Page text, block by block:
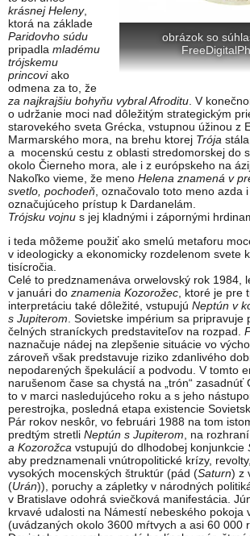
obrázok so
krásnej Heleny,
ktorá na základe
Paridovho súdu
pripadla mladému
trójskemu
princoviako
odmena za to, že
za najkrajšiu bohyňu vybral Afroditu . V
o udržanie moci nad dôležitým strategickým
starovekého sveta Grécka, vstupnou úžinou z
Marmarského mora, na brehu ktorej Trója
a mocenskú cestu z oblasti stredomorskej do
okolo Čierneho mora, ale i z európskeho na
Nakoľko vieme, že meno Helena znamená v
svetlo, pochodeň , označovalo toto meno azda
označujúceho prístup k Dardanelám.
Trójsku vojnu s jej kladnými i zápornými
i teda môžeme použiť ako smelú metaforu
v ideologicky a ekonomicky rozdelenom svete
tisícročia.
Celé to predznamenáva orwelovský rok 1984,
v januári do znamenia Kozorožec , ktoré je pre
interpretáciu také dôležité, vstupujú Neptún v
s Jupiterom . Sovietske impérium sa pripravuje
čelných straníckych predstaviteľov na rozpad.
naznačuje nádej na zlepšenie situácie vo
zároveň však predstavuje riziko zdanlivého
nepodarených špekulácií a podvodu. V tomto
narušenom čase sa chystá na „trón“ zasadnúť
to v marci nasledujúceho roku a s jeho
perestrojka, posledná etapa existencie
Pár rokov neskôr, vo februári 1988 na tom
predtým stretli Neptún s Jupiterom , na rozhraní
a Kozorožca vstupujú do dlhodobej konjunkcie
aby predznamenali vnútropolitické krízy,
vysokých mocenských štruktúr (pád (Saturn) z
(Urán)), poruchy a zápletky v národných
v Bratislave odohrá sviečková manifestácia.
krvavé udalosti na Námestí nebeského pokoja
(uvádzaných okolo 3600 mŕtvych a asi 60 000